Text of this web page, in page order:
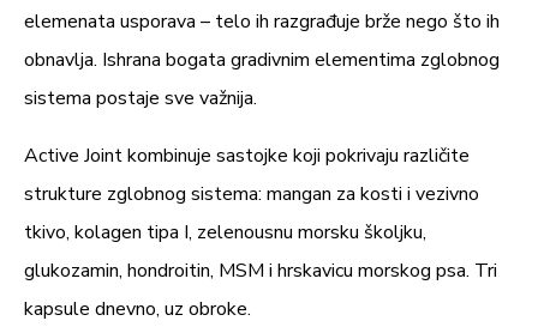
Mangan (mangan-glukonat) 3,7 mg
185
Betain (betain-hidrohlorid)
15,0
mg
n.d.
*NRV – nutritivna referentna vrednost
elemenata usporava – telo ih razgrađuje brže nego što ih
obnavlja. Ishrana bogata gradivnim elementima zglobnog
sistema postaje sve važnija.
Active Joint kombinuje sastojke koji pokrivaju različite
strukture zglobnog sistema: mangan za kosti i vezivno
tkivo, kolagen tipa I, zelenousnu morsku školjku,
glukozamin, hondroitin, MSM i hrskavicu morskog psa. Tri
kapsule dnevno, uz obroke.